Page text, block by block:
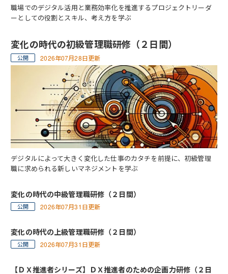
職場でのデジタル活用と業務効率化を推進するプロジェクトリーダ
ーとしての役割とスキル、考え方を学ぶ
変化の時代の初級管理職研修（２日間）
2026年07月28日更新
デジタルによって大きく変化した仕事のカタチを前提に、初級管理
職に求められる新しいマネジメントを学ぶ
変化の時代の中級管理職研修（２日間）
2026年07月31日更新
変化の時代の上級管理職研修（２日間）
2026年07月31日更新
【ＤＸ推進者シリーズ】ＤＸ推進者のための企画力研修（２日